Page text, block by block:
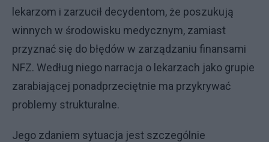
lekarzom i zarzucił decydentom, że poszukują
winnych w środowisku medycznym, zamiast
przyznać się do błędów w zarządzaniu finansami
NFZ. Według niego narracja o lekarzach jako grupie
zarabiającej ponadprzeciętnie ma przykrywać
problemy strukturalne.
Jego zdaniem sytuacja jest szczególnie